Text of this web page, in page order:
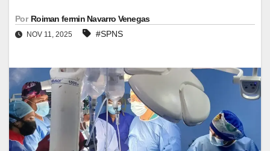
Por Roiman fermin Navarro Venegas
NOV 11, 2025 #SPNS